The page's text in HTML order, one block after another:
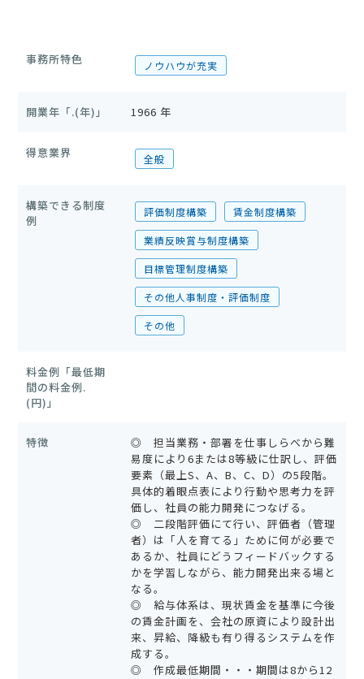
事務所特色 ノウハウが充実
開業年「.(年)」 1966 年
得意業界 全般
構築できる制度
例
評価制度構築 賃金制度構築
業績反映賞与制度構築
目標管理制度構築
その他人事制度・評価制度
その他
料金例「最低期
間の料金例.
(円)」
特徴
◎ 担当業務・部署を仕事しらべから難
易度により6または8等級に仕訳し、評価
要素（最上S、A、B、C、D）の5段階。
具体的着眼点表により行動や思考力を評
価し、社員の能力開発につなげる。
◎ 二段階評価にて行い、評価者（管理
者）は「人を育てる」ために何が必要で
あるか、社員にどうフィードバックする
かを学習しながら、能力開発出来る場と
なる。
◎ 給与体系は、現状賃金を基準に今後
の賃金計画を、会社の原資により設計出
来、昇給、降級も有り得るシステムを作
成する。
◎ 作成最低期間・・・期間は8から12